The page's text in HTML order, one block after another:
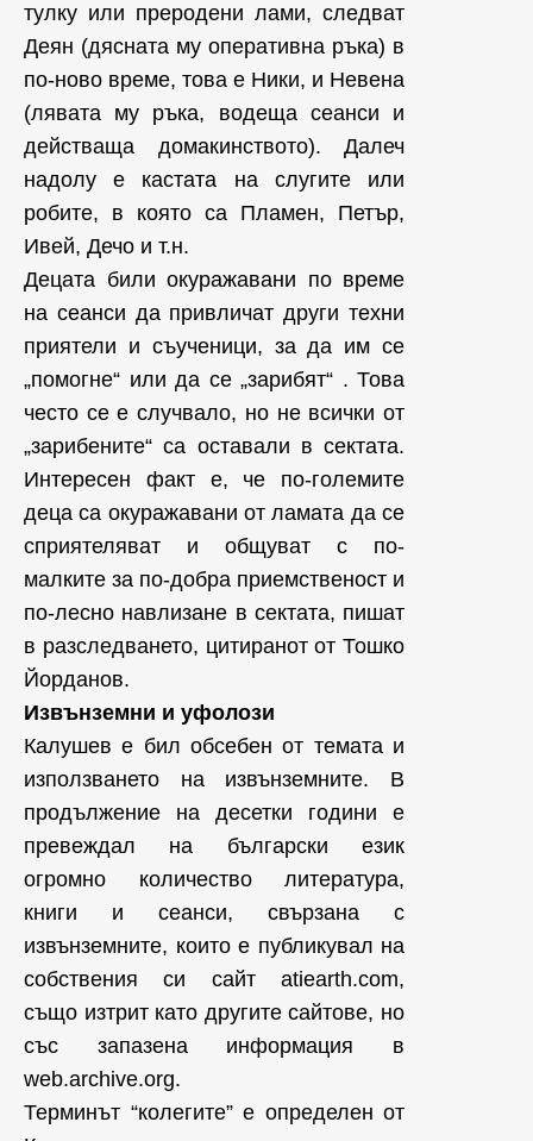
тулку или преродени лами, следват
Деян (дясната му оперативна ръка) в
по-ново време, това е Ники, и Невена
(лявата му ръка, водеща сеанси и
действаща домакинството). Далеч
надолу е кастата на слугите или
робите, в която са Пламен, Петър,
Ивей, Дечо и т.н.
Децата били окуражавани по време
на сеанси да привличат други техни
приятели и съученици, за да им се
„помогне“ или да се „зарибят“ . Това
често се е случвало, но не всички от
„зарибените“ са оставали в сектата.
Интересен факт е, че по-големите
деца са окуражавани от ламата да се
сприятеляват и общуват с по-
малките за по-добра приемственост и
по-лесно навлизане в сектата, пишат
в разследването, цитиранот от Тошко
Йорданов.
Извънземни и уфолози
Калушев е бил обсебен от темата и
използването на извънземните. В
продължение на десетки години е
превеждал на български език
огромно количество литература,
книги и сеанси, свързана с
извънземните, които е публикувал на
собствения си сайт atiearth.com,
също изтрит като другите сайтове, но
със запазена информация в
web.archive.org.
Терминът “колегите” е определен от